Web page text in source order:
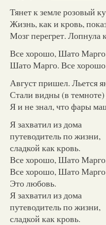
Тянет к земле розовый
Жизнь, как и кровь,
Мозг перегрет. Лопнула
Все хорошо, Шато
Шато Марго. Все
Август пришел. Льется
Стали видны (в
Я и не знал, что фары
Я захватил из дома
путеводитель по жизни,
сладкой как кровь.
Все хорошо, Шато
Все хорошо, Шато
Это любовь.
Я захватил из дома
путеводитель по жизни,
сладкой как кровь.